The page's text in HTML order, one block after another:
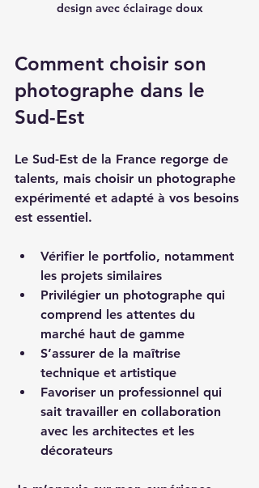
design avec éclairage doux
Comment choisir son
photographe dans le
Sud-Est
Le Sud-Est de la France regorge de
talents, mais choisir un photographe
expérimenté et adapté à vos besoins
est essentiel.
Vérifier le portfolio, notamment
les projets similaires
Privilégier un photographe qui
comprend les attentes du
marché haut de gamme
S’assurer de la maîtrise
technique et artistique
Favoriser un professionnel qui
sait travailler en collaboration
avec les architectes et les
décorateurs